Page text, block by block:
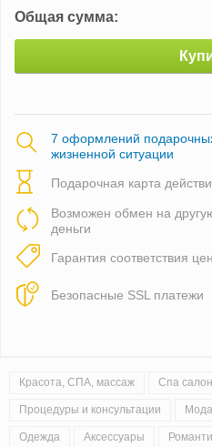
Общая сумма:
7 оформлений
жизненной ситуации
Подарочная карта
Возможен обмен на
деньги
Гарантия соответствия
Безопасные SSL платежи
Красота, СПА, массаж Спа
Процедуры и консультации
Одежда Аксессуары